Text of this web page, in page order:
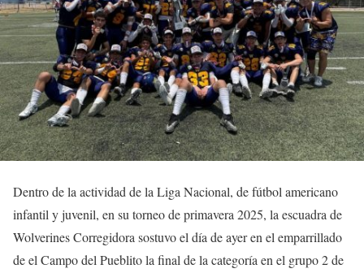
Dentro de la actividad de la Liga Nacional, de fútbol americano
infantil y juvenil, en su torneo de primavera 2025, la escuadra de
Wolverines Corregidora sostuvo el día de ayer en el emparrillado
de el Campo del Pueblito la final de la categoría en el grupo 2 de